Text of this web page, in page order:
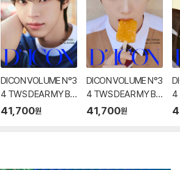
DICON VOLUME N°3
4 TWS DEAR MY BO
YHOOD A-TYPE 2 D
41,700원
DICON VOLUME N°3
4 TWS DEAR MY BO
YHOOD A-TYPE 3 Y
41,700원
4